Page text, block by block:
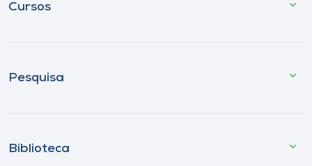
Cursos
Pesquisa
Biblioteca